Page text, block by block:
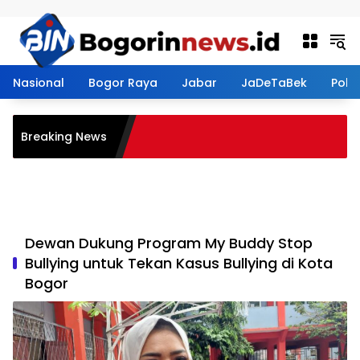
Nasional Bogor Raya Jabar JaDeTaBek
Breaking News
Bantu Pemkot Data
Stunting dan
Kota Bogor
Dewan Dukung Program My Buddy Stop
Bullying untuk Tekan Kasus Bullying di Kota
Bogor